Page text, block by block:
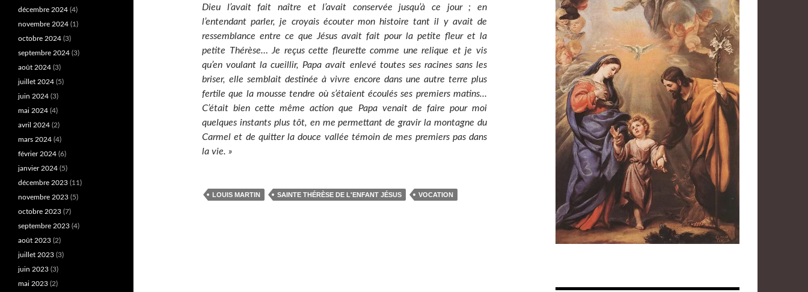
Dieu l’avait fait naître et l’avait conservée jusqu’à ce jour ; en
l’entendant parler, je croyais écouter mon histoire tant il y avait de
ressemblance entre ce que Jésus avait fait pour la petite fleur et la
petite Thérèse… Je reçus cette fleurette comme une relique et je vis
qu’en voulant la cueillir, Papa avait enlevé toutes ses racines sans les
briser, elle semblait destinée à vivre encore dans une autre terre plus
fertile que la mousse tendre où s’étaient écoulés ses premiers matins…
C’était bien cette même action que Papa venait de faire pour moi
quelques instants plus tôt, en me permettant de gravir la montagne du
Carmel et de quitter la douce vallée témoin de mes premiers pas dans
la vie. »
LOUIS MARTIN SAINTE THÉRÈSE DE L'ENFANT JÉSUS VOCATION
décembre 2024 (4)
novembre 2024 (1)
octobre 2024 (3)
septembre 2024 (3)
août 2024 (3)
juillet 2024 (5)
juin 2024 (3)
mai 2024 (4)
avril 2024 (2)
mars 2024 (4)
février 2024 (6)
janvier 2024 (5)
décembre 2023 (11)
novembre 2023 (5)
octobre 2023 (7)
septembre 2023 (4)
août 2023 (2)
juillet 2023 (3)
juin 2023 (3)
mai 2023 (2)